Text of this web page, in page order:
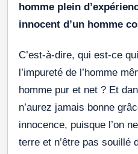
homme plein
innocent d’un homme
C’est-à-dire, qui est-ce
l’impureté de l’homme
homme pur et net ? Et
n’aurez jamais bonne
innocence, puisque l’on
terre et n’être pas souillé